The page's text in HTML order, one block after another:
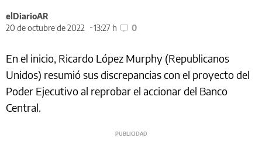
elDiarioAR
20 de octubre de 2022
13:27 h 0
En el inicio, Ricardo López Murphy (Republicanos
Unidos) resumió sus discrepancias con el proyecto del
Poder Ejecutivo al reprobar el accionar del Banco
Central.